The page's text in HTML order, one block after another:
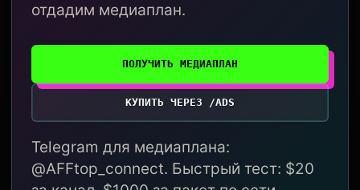
отдадим медиаплан.
ПОЛУЧИТЬ МЕДИАПЛАН
КУПИТЬ ЧЕРЕЗ /ADS
Telegram для медиаплана:
@AFFtop_connect. Быстрый тест: $20